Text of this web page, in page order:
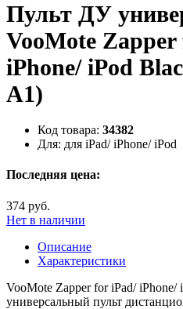
Пульт ДУ
VooMote
iPhone/ iPod
A1)
Код товара: 34382
Для: для iPad/ iPhone/ iPod
Последняя цена:
374 руб.
Нет в наличии
Описание
Характеристики
VooMote Zapper for iPad/
универсальный пульт